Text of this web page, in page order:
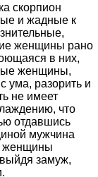
скорпион
и жадные к
женщины рано
в них,
женщины,
ума, разорить и
не имеет
что
отдавшись
мужчина
женщины
замуж,